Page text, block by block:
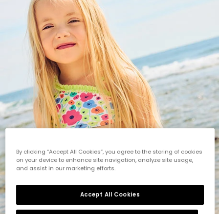
Totale
Continua
By clicking “Accept All Cookies”, you agree to the storing of cookies
on your device to enhance site navigation, analyze site usage,
and assist in our marketing efforts.
Accept All Cookies